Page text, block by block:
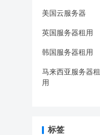
美国云服务器
英国服务器租用
韩国服务器租用
马来西亚服务器租
用
标签